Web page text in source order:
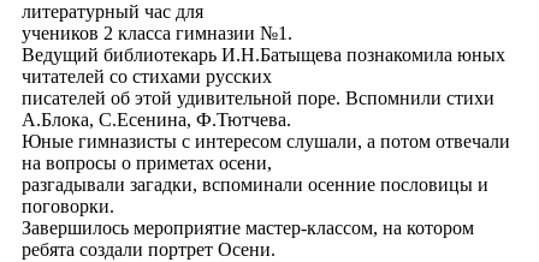
литературный час для
учеников 2 класса гимназии №1.
Ведущий библиотекарь И.Н.Батыщева познакомила юных
читателей со стихами русских
писателей об этой удивительной поре. Вспомнили стихи
А.Блока, С.Есенина, Ф.Тютчева.
Юные гимназисты с интересом слушали, а потом отвечали
на вопросы о приметах осени,
разгадывали загадки, вспоминали осенние пословицы и
поговорки.
Завершилось мероприятие мастер-классом, на котором
ребята создали портрет Осени.